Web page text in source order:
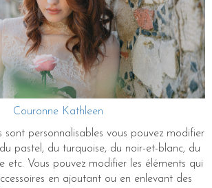
Couronne Kathleen
sont personnalisables vous pouvez modifier
pastel, du turquoise, du noir-et-blanc, du
etc. Vous pouvez modifier les éléments qui
en ajoutant ou en enlevant des